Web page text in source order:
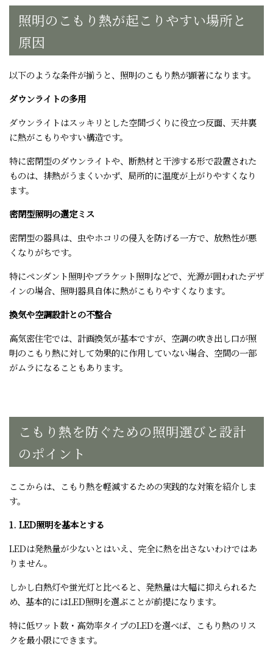
照明のこもり熱が起こりやすい場所と
原因
以下のような条件が揃うと、照明のこもり熱が顕著になります。
ダウンライトの多用
ダウンライトはスッキリとした空間づくりに役立つ反面、天井裏
に熱がこもりやすい構造です。
特に密閉型のダウンライトや、断熱材と干渉する形で設置された
ものは、排熱がうまくいかず、局所的に温度が上がりやすくなり
ます。
密閉型照明の選定ミス
密閉型の器具は、虫やホコリの侵入を防げる一方で、放熱性が悪
くなりがちです。
特にペンダント照明やブラケット照明などで、光源が囲われたデザ
インの場合、照明器具自体に熱がこもりやすくなります。
換気や空調設計との不整合
高気密住宅では、計画換気が基本ですが、空調の吹き出し口が照
明のこもり熱に対して効果的に作用していない場合、空間の一部
がムラになることもあります。
こもり熱を防ぐための照明選びと設計
のポイント
ここからは、こもり熱を軽減するための実践的な対策を紹介しま
す。
1. LED照明を基本とする
LEDは発熱量が少ないとはいえ、完全に熱を出さないわけではあ
りません。
しかし白熱灯や蛍光灯と比べると、発熱量は大幅に抑えられるた
め、基本的にはLED照明を選ぶことが前提になります。
特に低ワット数・高効率タイプのLEDを選べば、こもり熱のリス
クを最小限にできます。